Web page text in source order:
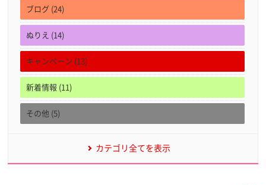
ブログ (24)
ぬりえ (14)
キャンペーン (13)
新着情報 (11)
その他 (5)
カテゴリ全てを表示